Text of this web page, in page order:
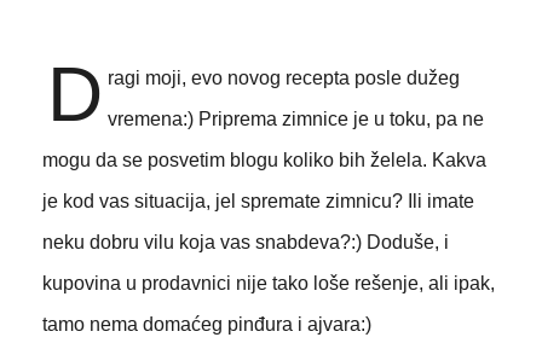
D ragi moji, evo novog recepta posle dužeg
vremena:) Priprema zimnice je u toku, pa ne
mogu da se posvetim blogu koliko bih želela. Kakva
je kod vas situacija, jel spremate zimnicu? Ili imate
neku dobru vilu koja vas snabdeva?:) Doduše, i
kupovina u prodavnici nije tako loše rešenje, ali ipak,
tamo nema domaćeg pinđura i ajvara:)